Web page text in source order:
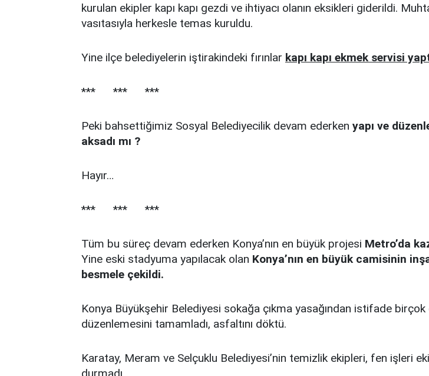
kurulan ekipler kapı kapı gezdi ve ihtiyacı olanın eksikleri giderildi.
vasıtasıyla herkesle temas kuruldu.
Yine ilçe belediyelerin iştirakindeki fırınlar kapı kapı ekmek servisi
*** *** ***
Peki bahsettiğimiz Sosyal Belediyecilik devam ederken yapı ve
aksadı mı ?
Hayır…
*** *** ***
Tüm bu süreç devam ederken Konya’nın en büyük projesi Metro’da
Yine eski stadyuma yapılacak olan Konya’nın en büyük camisinin
besmele çekildi.
Konya Büyükşehir Belediyesi sokağa çıkma yasağından istifade
düzenlemesini tamamladı, asfaltını döktü.
Karatay, Meram ve Selçuklu Belediyesi’nin temizlik ekipleri, fen işleri